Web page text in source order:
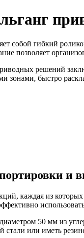
собой гибкий
позволяет
решений
зонами, быстро
и
каждая из
50 мм из
или иметь